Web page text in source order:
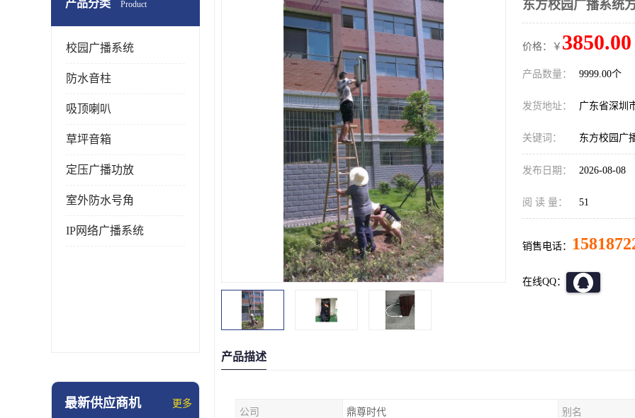
产品分类 Product
校园广播系统
防水音柱
吸顶喇叭
草坪音箱
定压广播功放
室外防水号角
IP网络广播系统
最新供应商机 更多
东方校园广播系统
价格：￥ 3850.00
产品数量： 9999.00个
发货地址： 广东省深圳
关键词： 东方校园广
发布日期： 2026-08-08
阅 读 量： 51
销售电话：
在线QQ：
产品描述
公司 鼎尊时代 别名